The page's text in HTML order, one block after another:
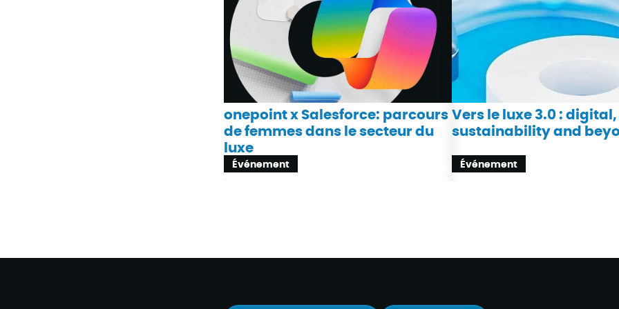
onepoint x Salesforce: parcours
de femmes dans le secteur du
luxe
Événement
Vers le luxe 3.0 : digital,
sustainability and
Événement